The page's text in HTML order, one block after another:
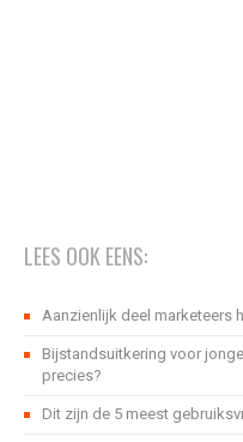
LEES OOK EENS:
Aanzienlijk deel marketeers
Bijstandsuitkering voor
precies?
Dit zijn de 5 meest